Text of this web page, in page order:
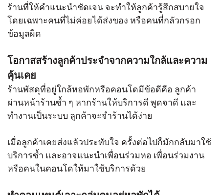
ร้านที่ให้คำแนะนำชัดเจน จะทำให้ลูกค้ารู้สึกสบายใจ
โดยเฉพาะคนที่ไม่ค่อยได้ส่งของ หรือคนที่กลัวกรอก
ข้อมูลผิด
โอกาสสร้างลูกค้าประจำจากความใกล้และความ
คุ้นเคย
ร้านพัสดุที่อยู่ใกล้หอพักหรือคอนโดมีข้อดีคือ ลูกค้า
ผ่านหน้าร้านซ้ำ ๆ หากร้านให้บริการดี พูดจาดี และ
ทำงานเป็นระบบ ลูกค้าจะจำร้านได้ง่าย
เมื่อลูกค้าเคยส่งแล้วประทับใจ ครั้งต่อไปก็มักกลับมาใช้
บริการซ้ำ และอาจแนะนำเพื่อนร่วมหอ เพื่อนร่วมงาน
หรือคนในคอนโดให้มาใช้บริการด้วย